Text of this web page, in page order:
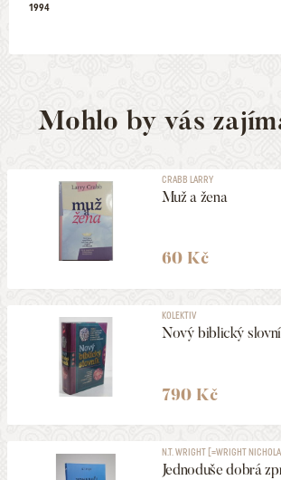
1994
Mohlo by vás
CRABB LARRY
Muž a žena
60 Kč
KOLEKTIV
Nový biblický
790 Kč
N.T. WRIGHT [=WRIGHT
Jednoduše dobrá